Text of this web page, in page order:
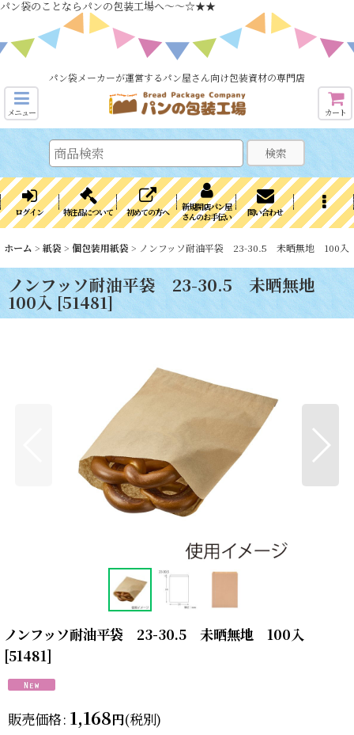
パン袋のことならパンの包装工場へ～～☆★★
パン袋メーカーが運営するパン屋さん向け包装資材の専門店
メニュー カート
検索
ログイン 特注品について 初めての方へ
新規開店パン屋
さんのお手伝い
問い合わせ
ホーム > 紙袋 > 個包装用紙袋 > ノンフッソ耐油平袋 23-30.5 未晒無地 100入
ノンフッソ耐油平袋 23-30.5 未晒無地
100入 [51481]
ノンフッソ耐油平袋 23-30.5 未晒無地 100入
[51481]
販売価格: 1,168円(税別)